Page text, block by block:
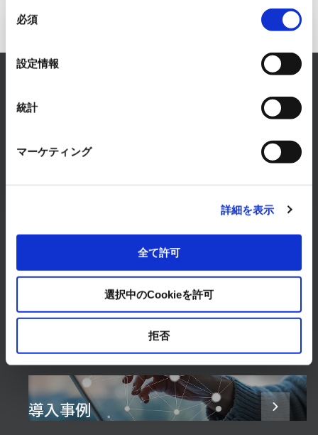
選
必須
設定情報
統計
マーケティング
詳細を表示
全て許可
選択中のCookieを許可
拒否
RYODENでは、FAシステム事業に関するあらゆるお
悩みを解決します。
まずは、お気軽にご相談ください。
お問い合わせはこちら
製品・サービス
ソリューション
導入事例